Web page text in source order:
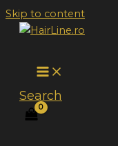
Skip to content
Search